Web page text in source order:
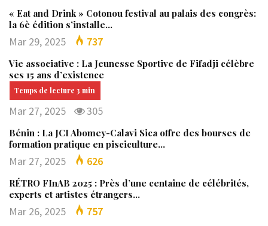
« Eat and Drink » Cotonou festival au palais des congrès:
la 6è édition s’installe…
Mar 29, 2025 737
Vie associative : La Jeunesse Sportive de Fifadji célèbre
ses 15 ans d’existence
Mar 27, 2025 305
Bénin : La JCI Abomey-Calavi Sica offre des bourses de
formation pratique en pisciculture…
Mar 27, 2025 626
RÉTRO FInAB 2025 : Près d’une centaine de célébrités,
experts et artistes étrangers…
Mar 26, 2025 757